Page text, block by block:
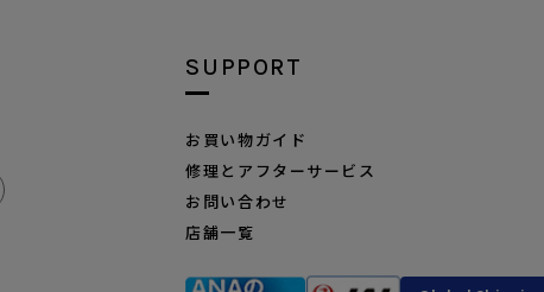
SUPPORT
お買い物ガイド
修理とアフターサービス
お問い合わせ
店舗一覧